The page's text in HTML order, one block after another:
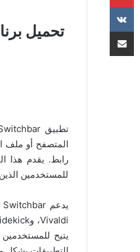
المتصفح أو ملف
رابط. يقدم هذا
للمستخدمين
يتيح للمستخدمين
مشاركة عبر البريد